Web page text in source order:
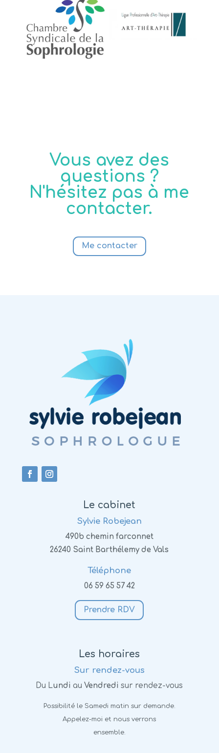
Vous avez des
questions ?
N'hésitez pas à me
contacter.
Me contacter
Le cabinet
Sylvie Robejean
490b chemin farconnet
26240 Saint Barthélemy de Vals
Téléphone
06 59 65 57 42
Prendre RDV
Les horaires
Sur rendez-vous
Du Lundi au Vendredi sur rendez-vous
Possibilité le Samedi matin sur demande.
Appelez-moi et nous verrons
ensemble.